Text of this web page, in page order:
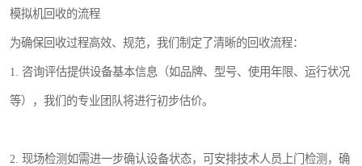
模拟机回收的流程
为确保回收过程高效、规范，我们制定了清晰的回收流程：
1. 咨询评估提供设备基本信息（如品牌、型号、使用年限、运行状况
等），我们的专业团队将进行初步估价。
2. 现场检测如需进一步确认设备状态，可安排技术人员上门检测，确